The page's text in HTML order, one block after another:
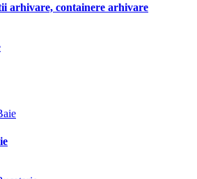
arhivare, containere arhivare